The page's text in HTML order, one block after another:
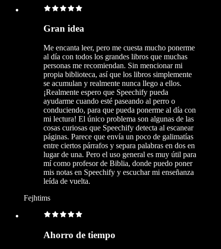
Gran idea
Me encanta leer, pero me cuesta mucho ponerme
al día con todos los grandes libros que muchas
personas me recomiendan. Sin mencionar mi
propia biblioteca, así que los libros simplemente
se acumulan y realmente nunca llego a ellos.
¡Realmente espero que Speechify pueda
ayudarme cuando esté paseando al perro o
conduciendo, para que pueda ponerme al día con
mi lectura! El único problema son algunas de las
cosas curiosas que Speechify detecta al escanear
páginas. Parece que envía un poco de galimatías
entre ciertos párrafos y separa palabras en dos en
lugar de una. Pero el uso general es muy útil para
mí como profesor de Biblia, donde puedo poner
mis notas en Speechify y escuchar mi enseñanza
leída de vuelta.
Fejhtims
Ahorro de tiempo